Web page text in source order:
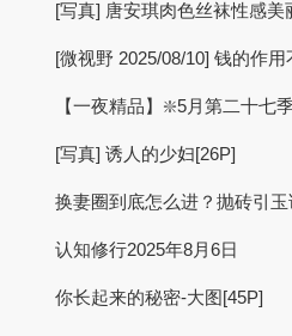
[写真] 唐安琪肉色丝袜性感美
[微视野 2025/08/10] 钱的作
【一夜精品】❇️5月第二十七
[写真] 诱人的少妇[26P]
换妻圈到底怎么进？抛砖引
认知修行2025年8月6日
你长起来的秘密-大图[45P]